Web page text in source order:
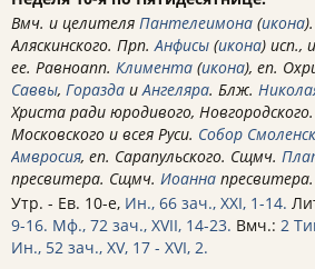
Вмч. и целителя Пантелеимона (икона
Аляскинского. Прп.Анфисы (икона) исп.,
ее. Равноапп. Климента (икона), еп.
Саввы, Горазда иАнгеляра. Блж.
Христа ради юродивого,
Московского и всея Руси. Собор
Амвросия, еп. Сарапульского. Сщмч.
пресвитера. Сщмч. Иоанна пресвитера.
Утр. - Ев. 10-е, Ин., 66 зач., XXI, 1-14.
9-16. Мф., 72 зач., XVII, 14-23. Вмч.: 2
Ин., 52 зач., XV, 17 - XVI, 2.